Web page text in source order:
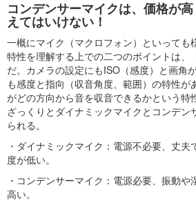
コンデンサーマイクは、価格が
えてはいけない！
一概にマイク（マクロフォン）といっても
特性を理解する上での二つのポイントは、
だ。カメラの設定にもISO（感度）と画角
も感度と指向（収音角度、範囲）の特性が
がどの方向から音を収音できるかという特
ざっくりとダイナミックマイクとコンデン
られる。
・ダイナミックマイク：電源不必要、丈
度が低い。
・コンデンサーマイク：電源必要、振動
高い。